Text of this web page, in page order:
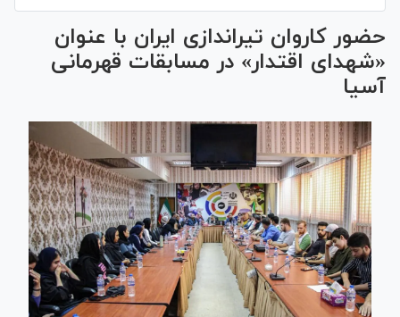
حضور کاروان تیراندازی ایران با عنوان
«شهدای اقتدار» در مسابقات قهرمانی
آسیا